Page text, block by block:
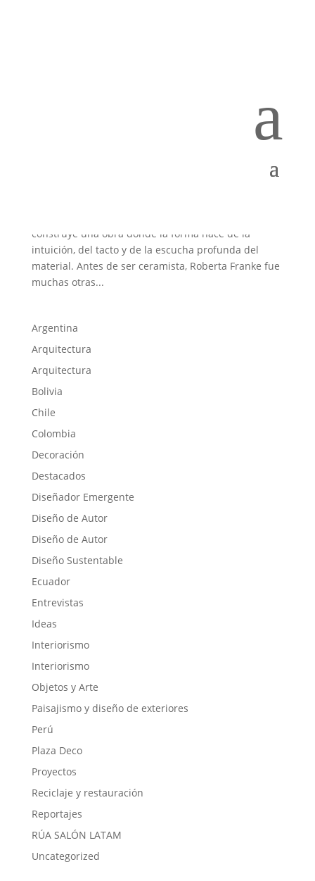
a
construye una obra donde la forma nace de la
intuición, del tacto y de la escucha profunda del
material. Antes de ser ceramista, Roberta Franke fue
muchas otras...
Argentina
Arquitectura
Arquitectura
Bolivia
Chile
Colombia
Decoración
Destacados
Diseñador Emergente
Diseño de Autor
Diseño de Autor
Diseño Sustentable
Ecuador
Entrevistas
Ideas
Interiorismo
Interiorismo
Objetos y Arte
Paisajismo y diseño de exteriores
Perú
Plaza Deco
Proyectos
Reciclaje y restauración
Reportajes
RÚA SALÓN LATAM
Uncategorized